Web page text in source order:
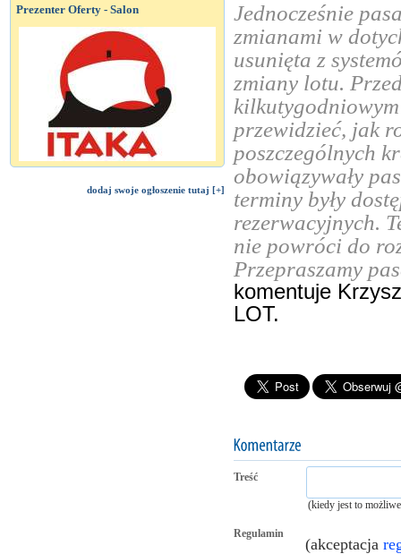
Prezenter Oferty - Salon
dodaj swoje ogłoszenie tutaj [+]
Jednocześnie
zmianami w
usunięta z
zmiany lotu.
przewidzieć, jak
poszczególnych
obowiązywały
terminy były
rezerwacyjnych.
nie powróci do
Przepraszamy
komentuje
LOT.
Treść
(kiedy jest to
Regulamin
(akceptacja